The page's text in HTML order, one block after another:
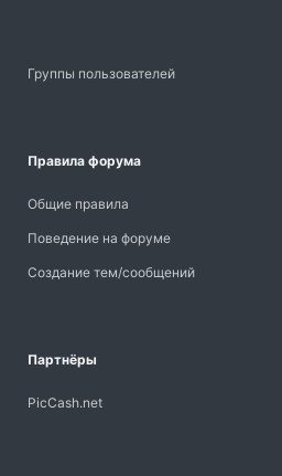
Группы пользователей
Правила форума
Общие правила
Поведение на форуме
Создание тем/сообщений
Партнёры
PicCash.net